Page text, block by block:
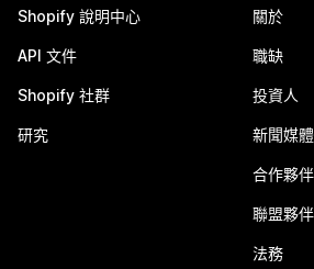
Shopify 說明中心
API 文件
Shopify 社群
研究
關於
職缺
投資人
新聞媒體
合作夥伴
聯盟夥伴
法務